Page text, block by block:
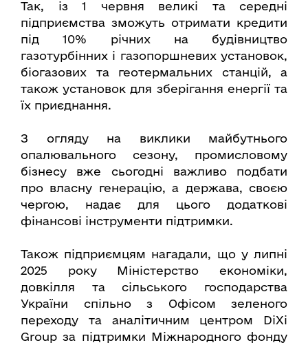
Так, із 1 червня великі та середні
підприємства зможуть отримати кредити
під 10% річних на будівництво
газотурбінних і газопоршневих установок,
біогазових та геотермальних станцій, а
також установок для зберігання енергії та
їх приєднання.
З огляду на виклики майбутнього
опалювального сезону, промисловому
бізнесу вже сьогодні важливо подбати
про власну генерацію, а держава, своєю
чергою, надає для цього додаткові
фінансові інструменти підтримки.
Також підприємцям нагадали, що у липні
2025 року Міністерство економіки,
довкілля та сільського господарства
України спільно з Офісом зеленого
переходу та аналітичним центром DiXi
Group за підтримки Міжнародного фонду